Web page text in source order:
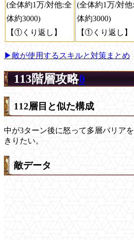
(全体約1万/対他:全
体約3000)
【①くり返し】
(全体約1万/対他
体約3000)
【①くり返し】
▶敵が使用するスキルと対策まとめ
113階層攻略0
112層目と似た構成
中が3ターン後に怒って多層バリア
きりたい。
敵データ